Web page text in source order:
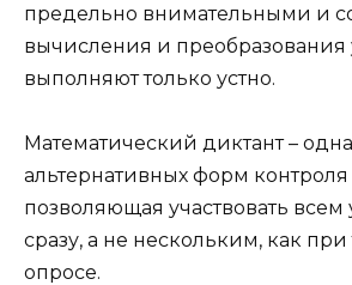
предельно внимательными и
вычисления и преобразования
выполняют только устно.
Математический диктант –
альтернативных форм
позволяющая участвовать
сразу, а не нескольким, как
опросе.